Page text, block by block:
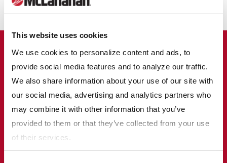
This website uses cookies
We use cookies to personalize content and ads, to
provide social media features and to analyze our traffic.
We also share information about your use of our site with
our social media, advertising and analytics partners who
may combine it with other information that you’ve
provided to them or that they’ve collected from your use
of their services.
Por qué conviene utilizar las mezcladoras
Pug Mill de McLanahan
McLanahan fabrica las Mezcladoras Pug Mill desde principios
de los años 50 y las aplica a una amplia gama de aplicaciones
de mezclado. Las unidades de McLanahan están diseñadas